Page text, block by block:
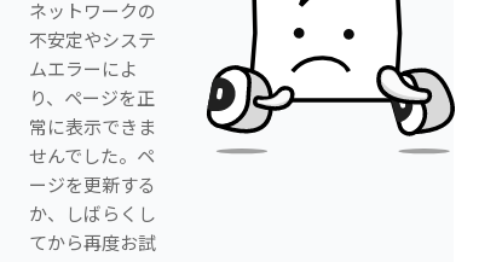
ネットワークの
不安定やシステ
ムエラーによ
り、ページを正
常に表示できま
せんでした。ペ
ージを更新する
か、しばらくし
てから再度お試